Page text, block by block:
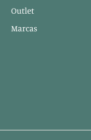
Outlet
Marcas